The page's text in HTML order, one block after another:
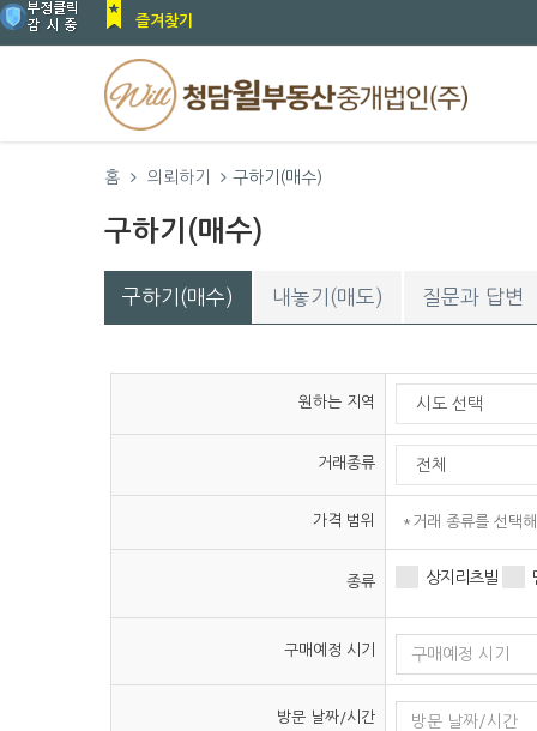
즐겨찾기
홈 의뢰하기 구하기(매수)
구하기(매수)
구하기(매수) 내놓기(매도) 질문과 답변
원하는 지역
거래종류
가격 범위 *거래 종류를 선택
종류 상지리츠빌
구매예정 시기
방문 날짜/시간